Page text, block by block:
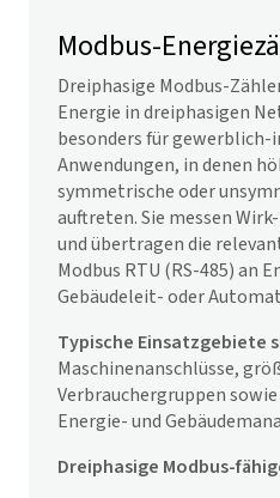
Modbus-
Dreiphasige Modbus-
Energie in dreiphasigen
besonders für
Anwendungen, in denen
symmetrische oder
auftreten. Sie messen
und übertragen die
Modbus RTU (RS-485) an
Gebäudeleit- oder
Typische Einsatzgebiete
Maschinenanschlüsse,
Verbrauchergruppen
Energie- und
Dreiphasige Modbus-